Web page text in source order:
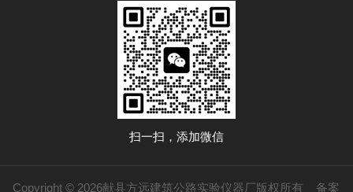
扫一扫，添加微信
Copyright © 2026献县方远建筑公路实验仪器厂版权所有 备案